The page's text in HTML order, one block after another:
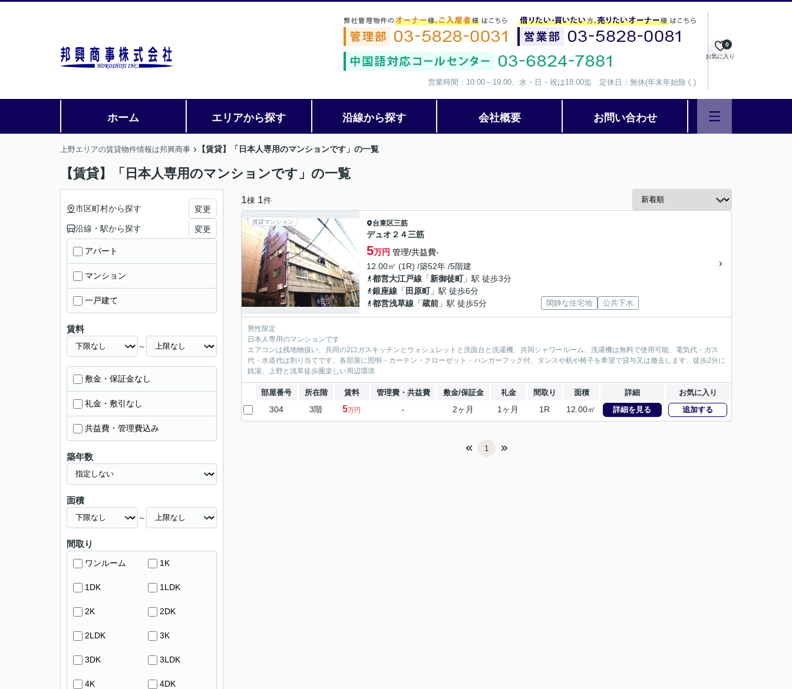
営業時間：10:00～19:00、水・日・祝は18:00迄 定休日：無休(年末年始除く)
お気に入り
0
ホーム エリアから探す 沿線から探す 会社概要 お問い合わせ
上野エリアの賃貸物件情報は邦興商事 【賃貸】「日本人専用のマンションです」の一覧
【賃貸】「日本人専用のマンションです」の一覧
1棟 1件
賃貸マンション 台東区三筋
デュオ２４三筋
5万円 管理/共益費-
12.00㎡ (1R) /築52年 /5階建
都営大江戸線 「新御徒町」駅 徒歩3分
銀座線 「 田原町」駅 徒歩6分
都営浅草線 「蔵前 」駅 徒歩5分 閑静な住宅地 公共下水
男性限定
日本人専用のマンションです
エアコンは残地物扱い、共同の2口ガスキッチンとウォシュレットと洗面台と洗濯機、共同シャワールーム、洗濯機は無料で使用可能、電気代・ガス
代・水道代は割り当てです、各部屋に照明・カーテン・クローゼット・ハンガーフック付、タンスや机や椅子を希望で貸与又は撤去します、徒歩2分に
銭湯、上野と浅草徒歩圏楽しい周辺環境
部屋番号 所在階 賃料 管理費・共益費 敷金/保証金 礼金 間取り 面積 詳細 お気に入り
304 3階 5万円 - 2ヶ月 1ヶ月 1R 12.00㎡ 詳細を見る 追加する
1
市区町村から探す 変更
沿線・駅から探す 変更
アパート
マンション
一戸建て
賃料
～
敷金・保証金なし
礼金・敷引なし
共益費・管理費込み
築年数
面積
～
間取り
ワンルーム 1K
1DK 1LDK
2K 2DK
2LDK 3K
3DK 3LDK
4K 4DK